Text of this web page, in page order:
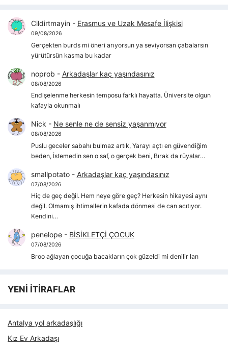
Cildirtmayin- Erasmus ve Uzak Mesafe İlişkisi
09/08/2026
Gerçekten burds mi öneri arıyorsun ya seviyorsan çabalarsın
yürütürsün kasma bu kadar
noprob - Arkadaşlar kaç yaşındasınız
08/08/2026
Endişelenme herkesin temposu farklı hayatta. Üniversite olgun
kafayla okunmalı
Nick - Ne senle ne de sensiz yaşanmıyor
08/08/2026
Puslu geceler sabahı bulmaz artık, Yarayı açtı en güvendiğim
beden, İstemedin sen o saf, o gerçek beni, Bırak da rüyalar…
smallpotato- Arkadaşlar kaç yaşındasınız
07/08/2026
Hiç de geç değil. Hem neye göre geç? Herkesin hikayesi aynı
değil. Olmamış ihtimallerin kafada dönmesi de can acıtıyor.
Kendini…
penelope- BİSİKLETÇİ ÇOCUK
07/08/2026
Broo ağlayan çocuğa bacakların çok güzeldi mi denilir lan
YENİ İTİRAFLAR
Antalya yol arkadaşlığı
Kız Ev Arkadaşı